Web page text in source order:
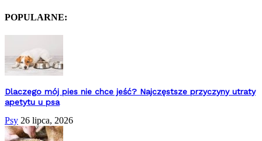
POPULARNE:
Dlaczego mój pies nie chce jeść? Najczęstsze przyczyny utraty
apetytu u psa
Psy 26 lipca, 2026